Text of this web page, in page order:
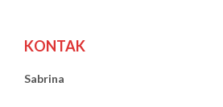
KONTAK
Sabrina